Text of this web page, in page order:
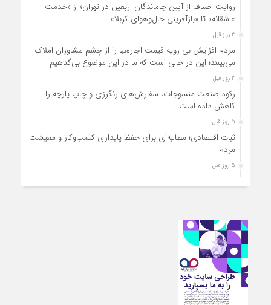
روایت اصناف از آیین جاماندگان اربعین در تهران؛ از «خدمت
عاشقانه» تا «بازآفرینی حال‌وهوای کربلا»
3 روز قبل
مردم افزایش بی رویه قیمت اجاره‌بها را از چشم مشاوران املاک
می‌بینند؛ این در حالی است که ما در این موضوع بی‌گناهیم
3 روز قبل
رکود صنعت منسوجات، سفارش‌های رنگرزی و چاپ پارچه را
کاهش داده است
5 روز قبل
ثبات اقتصادی؛ مطالبه‌ای برای حفظ پایداری کسب‌وکار و معیشت
مردم
5 روز قبل
آمادگی دولت برای واگذاری اختیارات بازار به اصناف/ تأکید بر نقش
کالابرگ در حمایت از معیشت
5 روز قبل
مشکلات صنف تأمین مواد اولیه باکیفیت و نوسازی تجهیزات و
آموزش‌های تخصصی و فنی است